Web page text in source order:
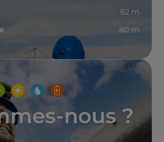
82 m
80 m
nous ?